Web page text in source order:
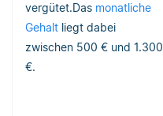
vergütet.Das monatliche
Gehalt liegt dabei
zwischen 500 € und 1.300
€.